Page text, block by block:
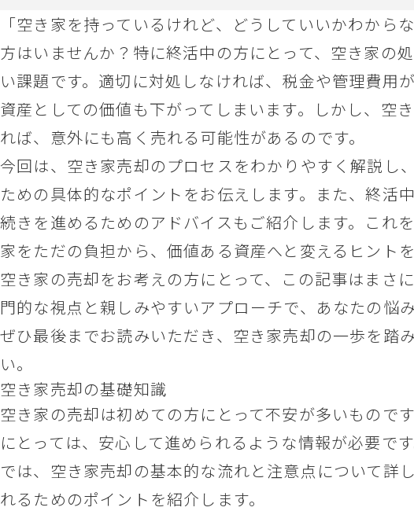
「空き家を持っているけれど、どうしていいかわから
方はいませんか？特に終活中の方にとって、空き家の
い課題です。適切に対処しなければ、税金や管理費用
資産としての価値も下がってしまいます。しかし、空
れば、意外にも高く売れる可能性があるのです。
今回は、空き家売却のプロセスをわかりやすく解説し
ための具体的なポイントをお伝えします。また、終活
続きを進めるためのアドバイスもご紹介します。これ
家をただの負担から、価値ある資産へと変えるヒント
空き家の売却をお考えの方にとって、この記事はまさ
門的な視点と親しみやすいアプローチで、あなたの悩
ぜひ最後までお読みいただき、空き家売却の一歩を踏
い。
空き家売却の基礎知識
空き家の売却は初めての方にとって不安が多いもので
にとっては、安心して進められるような情報が必要で
では、空き家売却の基本的な流れと注意点について詳
れるためのポイントを紹介します。